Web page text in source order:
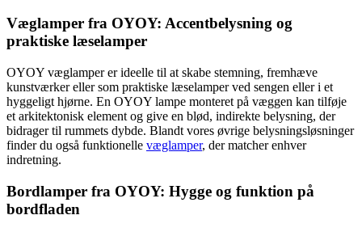
Væglamper fra OYOY: Accentbelysning og
praktiske læselamper
OYOY væglamper er ideelle til at skabe stemning, fremhæve
kunstværker eller som praktiske læselamper ved sengen eller i et
hyggeligt hjørne. En OYOY lampe monteret på væggen kan tilføje
et arkitektonisk element og give en blød, indirekte belysning, der
bidrager til rummets dybde. Blandt vores øvrige belysningsløsninger
finder du også funktionelle væglamper, der matcher enhver
indretning.
Bordlamper fra OYOY: Hygge og funktion på
bordfladen